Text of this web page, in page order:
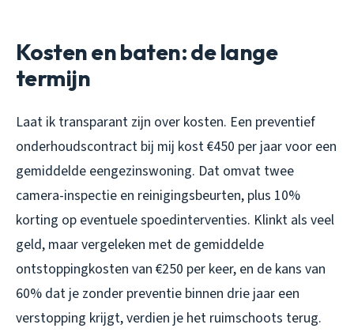
Kosten en baten: de lange
termijn
Laat ik transparant zijn over kosten. Een preventief
onderhoudscontract bij mij kost €450 per jaar voor een
gemiddelde eengezinswoning. Dat omvat twee
camera-inspectie en reinigingsbeurten, plus 10%
korting op eventuele spoedinterventies. Klinkt als veel
geld, maar vergeleken met de gemiddelde
ontstoppingkosten van €250 per keer, en de kans van
60% dat je zonder preventie binnen drie jaar een
verstopping krijgt, verdien je het ruimschoots terug.